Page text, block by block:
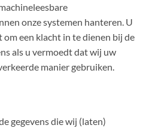
onze systemen hanteren. U
een klacht in te dienen bij de
als u vermoedt dat wij uw
manier gebruiken.
gegevens die wij (laten)